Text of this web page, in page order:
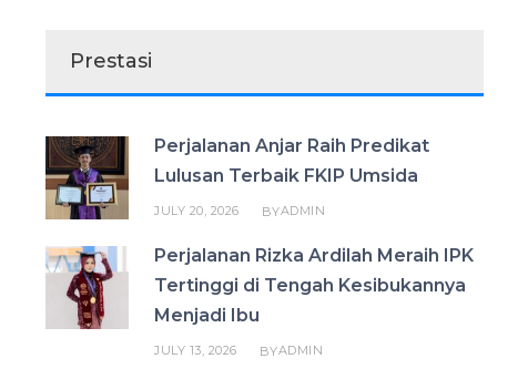
Prestasi
Perjalanan Anjar Raih Predikat
Lulusan Terbaik FKIP Umsida
JULY 20, 2026 BYADMIN
Perjalanan Rizka Ardilah Meraih IPK
Tertinggi di Tengah Kesibukannya
Menjadi Ibu
JULY 13, 2026 BYADMIN